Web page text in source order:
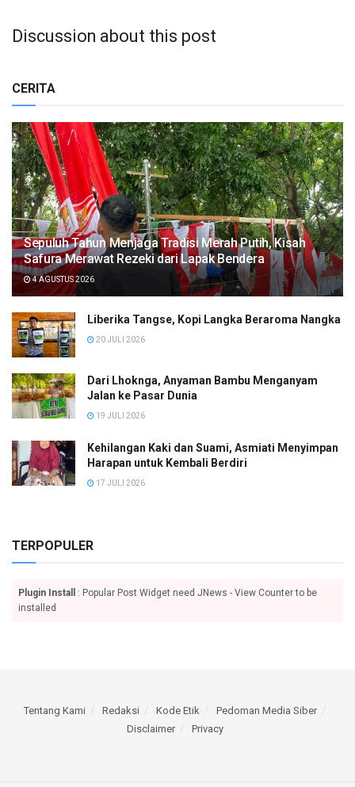
Discussion about this post
CERITA
Sepuluh Tahun Menjaga Tradisi Merah Putih, Kisah
Safura Merawat Rezeki dari Lapak Bendera
4 AGUSTUS 2026
Liberika Tangse, Kopi Langka Beraroma Nangka
20 JULI 2026
Dari Lhoknga, Anyaman Bambu Menganyam
Jalan ke Pasar Dunia
19 JULI 2026
Kehilangan Kaki dan Suami, Asmiati Menyimpan
Harapan untuk Kembali Berdiri
17 JULI 2026
TERPOPULER
Plugin Install
: Popular Post Widget need JNews - View Counter to be
installed
Tentang Kami Redaksi Kode Etik
Pedoman Media Siber
Disclaimer
Privacy